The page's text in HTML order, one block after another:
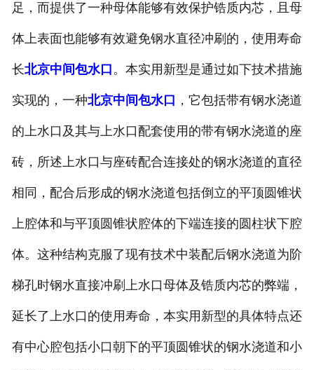
足，而提供了一种母体能够有效保护锆质内芯，且母
体上表面也能够有效避免钢水直径冲刷的，使用寿命
长北京中间包水口 。本实用新型是通过如下技术措施
实现的，一种北京中间包水口 ，它包括带有钢水浇道
的上水口及其与上水口配套使用的带有钢水浇道的座
砖，所述上水口与座砖配合连接处的钢水浇道的直径
相同，配合后形成的钢水浇道包括倒立的平顶圆锥状
上腔体和与平顶圆锥状腔体的下端连接的圆柱状下腔
体。这种结构克服了现有技术中装配后钢水浇道为阶
梯孔时钢水直接冲刷上水口母体及锆质内芯的弊端，
延长了上水口的使用寿命，本实用新型的具体特点还
有中心腔包括小口朝下的平顶圆锥状的钢水浇道和小